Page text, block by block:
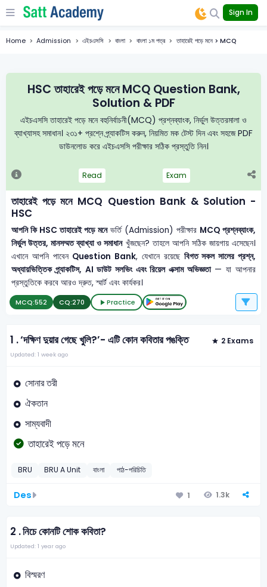
Sign In
Home Admission এইচএসসি বাংলা বাংলা ১ম পত্র তাহারেই পড়ে মনে > MCQ
HSC তাহারেই পড়ে মনে MCQ Question Bank,
Solution & PDF
এইচএসসি তাহারেই পড়ে মনে বহুনির্বাচনী(MCQ) প্রশ্নব্যাংক, নির্ভুল উত্তরমালা ও
ব্যাখ্যাসহ সমাধান। ২৩১+ প্রশ্নে প্র্যাকটিস করুন, নিয়মিত মক টেস্ট দিন এবং সহজে PDF
ডাউনলোড করে এইচএসসি পরীক্ষার সঠিক প্রস্তুতি নিন।
Read Exam
তাহারেই পড়ে মনে MCQ Question Bank & Solution -
HSC
আপনি কি HSC তাহারেই পড়ে মনেভর্তি (Admission) পরীক্ষার MCQ প্রশ্নব্যাংক,
নির্ভুল উত্তর, মানসম্মত ব্যাখ্যা ও সমাধানখুঁজছেন? তাহলে আপনি সঠিক জায়গায় এসেছেন।
এখানে আপনি পাবেন Question Bank, যেখানে রয়েছে বিগত সকল সালের প্রশ্ন,
অধ্যায়ভিত্তিক প্র্যাকটিস, AI ডাউট সলভিং এবং রিয়েল এক্সাম অভিজ্ঞতা— যা আপনার
প্রস্তুতিকে করবে আরও দ্রুত, স্মার্ট এবং কার্যকর।
MCQ:552 CQ:270 Practice
1 .‘দক্ষিণ দুয়ার গেছে খুলি?’- এটি কোন কবিতার পঙক্তি 2 Exams
Updated: 1 week ago
সোনার তরী
ঐকতান
সাম্যবাদী
তাহারেই পড়ে মনে
BRU BRU A Unit বাংলা পাঠ-পরিচিতি
Des 1 1.3k
2 .নিচে কোনটি শোক কবিতা?
Updated: 1 year ago
বিস্মরণ